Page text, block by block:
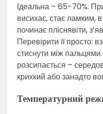
Ідеальна – 65-70%.
висихає, стає ламким,
починає пліснявіти,
Перевірити її просто:
стиснути між
розсипається –
крихкий або занадто
Температурний